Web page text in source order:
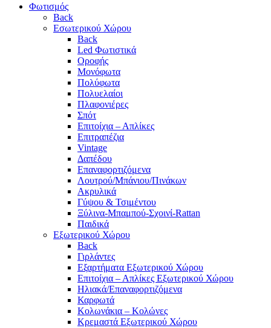
Φωτισμός
Back
Εσωτερικού Χώρου
Back
Led Φωτιστικά
Οροφής
Μονόφωτα
Πολύφωτα
Πολυελαίοι
Πλαφονιέρες
Σπότ
Επιτοίχια – Απλίκες
Επιτραπέζια
Vintage
Δαπέδου
Επαναφορτιζόμενα
Λουτρού/Μπάνιου/Πινάκων
Ακρυλικά
Γύψου & Τσιμέντου
Ξύλινα-Μπαμπού-Σχοινί-Rattan
Παιδικά
Εξωτερικού Χώρου
Back
Γιρλάντες
Εξαρτήματα Εξωτερικού Χώρου
Επιτοίχια – Απλίκες Εξωτερικού Χώρου
Ηλιακά/Επαναφορτιζόμενα
Καρφωτά
Κολωνάκια – Κολώνες
Κρεμαστά Εξωτερικού Χώρου